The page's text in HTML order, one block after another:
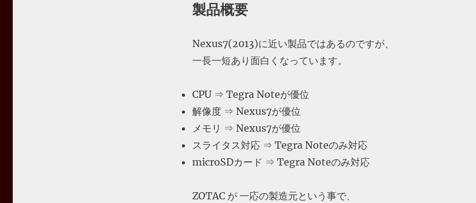
製品概要
Nexus7(2013)に近い製品ではあるのですが、
一長一短あり面白くなっています。
CPU ⇒ Tegra Noteが優位
解像度 ⇒ Nexus7が優位
メモリ ⇒ Nexus7が優位
スライタス対応 ⇒ Tegra Noteのみ対応
microSDカード ⇒ Tegra Noteのみ対応
ZOTAC が 一応の製造元という事で、